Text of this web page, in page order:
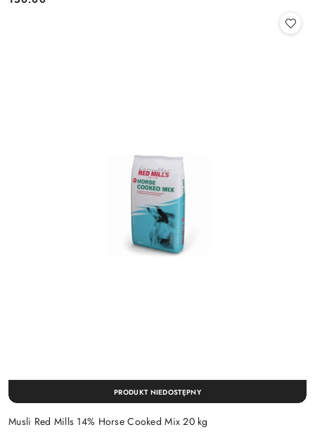
Cena:
Musli Red Mills 14% Horse Cooked Mix 20 kg
PRODUKT NIEDOSTĘPNY